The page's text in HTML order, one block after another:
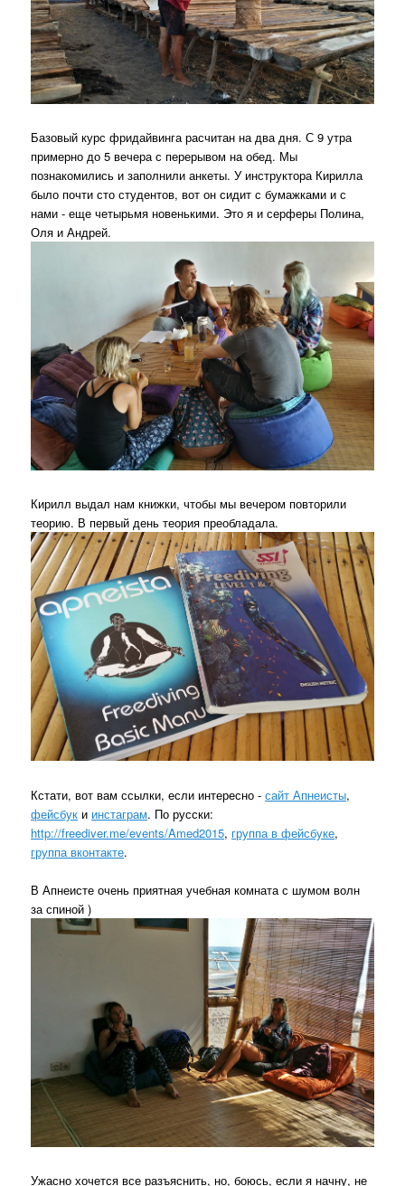
Базовый курс фридайвинга расчитан на два дня. С 9 утра
примерно до 5 вечера с перерывом на обед. Мы
познакомились и заполнили анкеты. У инструктора Кирилла
было почти сто студентов, вот он сидит с бумажками и с
нами - еще четырьмя новенькими. Это я и серферы Полина,
Оля и Андрей.
Кирилл выдал нам книжки, чтобы мы вечером повторили
теорию. В первый день теория преобладала.
Кстати, вот вам ссылки, если интересно -сайт Апнеисты,
фейсбук и инстаграм. По русски:
http://freediver.me/events/Amed2015, группа в фейсбуке,
группа вконтакте.
В Апнеисте очень приятная учебная комната с шумом волн
за спиной )
Ужасно хочется все разъяснить, но, боюсь, если я начну, не